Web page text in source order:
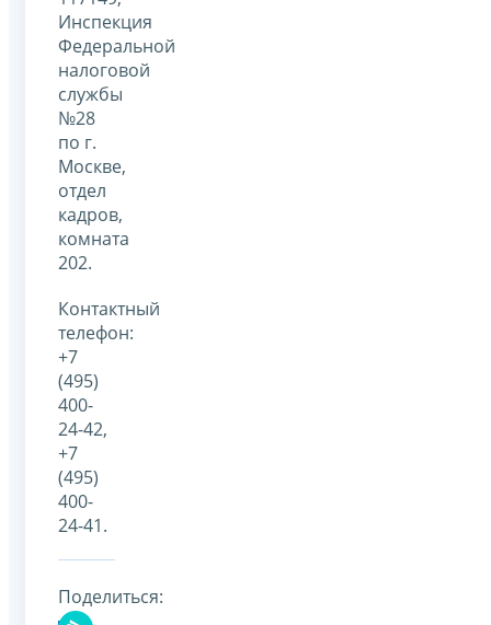
Инспекция
Федеральной
налоговой
службы
№28
по г.
Москве,
отдел
кадров,
комната
202.
Контактный
телефон:
+7
(495)
400-
24-42,
+7
(495)
400-
24-41.
Поделиться: